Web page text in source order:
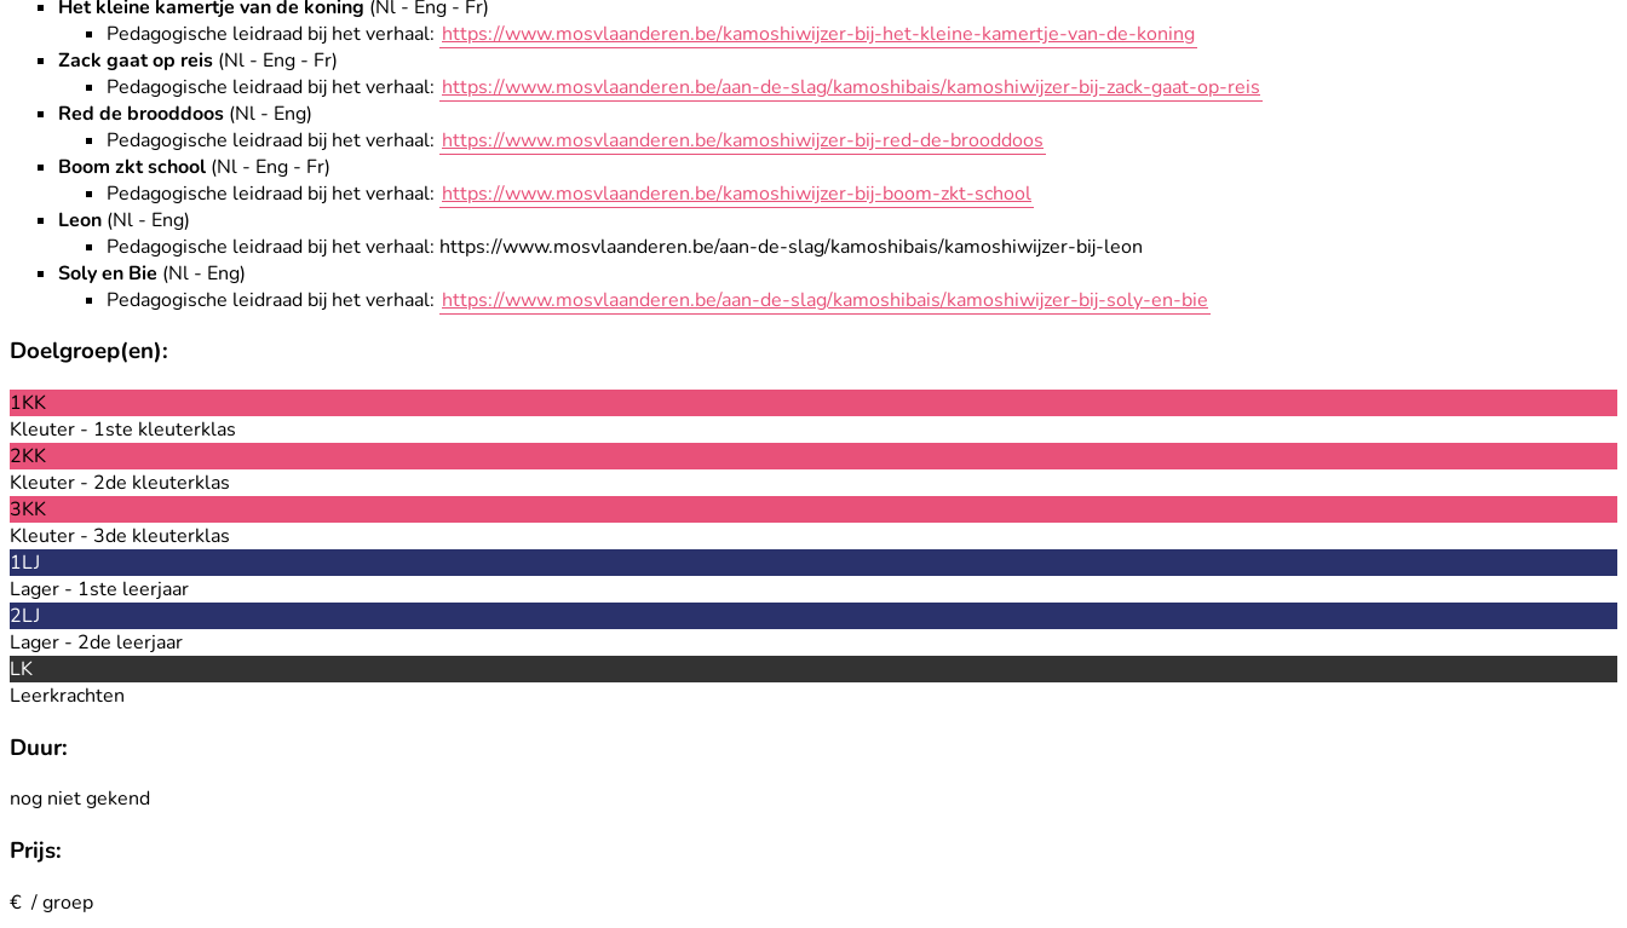
Het kleine kamertje van de koning (Nl - Eng - Fr)
Pedagogische leidraad bij het verhaal: https://www.mosvlaanderen.be/kamoshiwijzer-bij-het-kleine-kamertje-van-de-koning
Zack gaat op reis (Nl - Eng - Fr)
Pedagogische leidraad bij het verhaal: https://www.mosvlaanderen.be/aan-de-slag/kamoshibais/kamoshiwijzer-bij-zack-gaat-op-reis
Red de brooddoos (Nl - Eng)
Pedagogische leidraad bij het verhaal: https://www.mosvlaanderen.be/kamoshiwijzer-bij-red-de-brooddoos
Boom zkt school (Nl - Eng - Fr)
Pedagogische leidraad bij het verhaal: https://www.mosvlaanderen.be/kamoshiwijzer-bij-boom-zkt-school
Leon (Nl - Eng)
Pedagogische leidraad bij het verhaal: https://www.mosvlaanderen.be/aan-de-slag/kamoshibais/kamoshiwijzer-bij-leon
Soly en Bie (Nl - Eng)
Pedagogische leidraad bij het verhaal: https://www.mosvlaanderen.be/aan-de-slag/kamoshibais/kamoshiwijzer-bij-soly-en-bie
Doelgroep(en):
1KK
Kleuter - 1ste kleuterklas
2KK
Kleuter - 2de kleuterklas
3KK
Kleuter - 3de kleuterklas
1LJ
Lager - 1ste leerjaar
2LJ
Lager - 2de leerjaar
LK
Leerkrachten
Duur:
nog niet gekend
Prijs:
€ / groep